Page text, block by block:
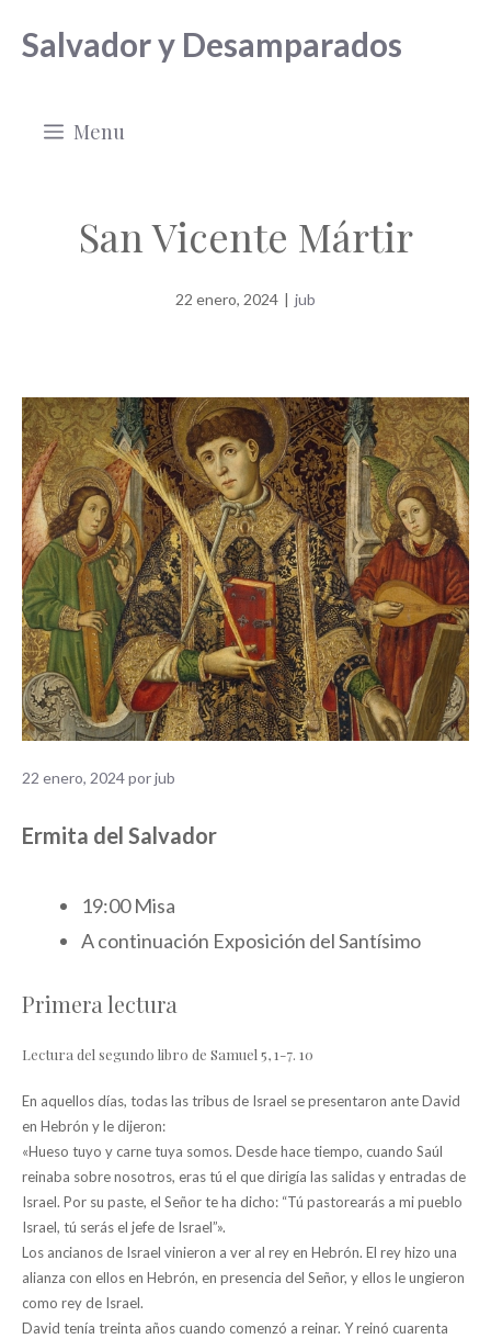
Salvador y Desamparados
Menu
San Vicente Mártir
22 enero, 2024 | jub
22 enero, 2024porjub
Ermita del Salvador
19:00 Misa
A continuación Exposición del Santísimo
Primera lectura
Lectura del segundo libro de Samuel 5, 1-7. 10
En aquellos días, todas las tribus de Israel se presentaron ante David
en Hebrón y le dijeron:
«Hueso tuyo y carne tuya somos. Desde hace tiempo, cuando Saúl
reinaba sobre nosotros, eras tú el que dirigía las salidas y entradas de
Israel. Por su paste, el Señor te ha dicho: “Tú pastorearás a mi pueblo
Israel, tú serás el jefe de Israel”».
Los ancianos de Israel vinieron a ver al rey en Hebrón. El rey hizo una
alianza con ellos en Hebrón, en presencia del Señor, y ellos le ungieron
como rey de Israel.
David tenía treinta años cuando comenzó a reinar. Y reinó cuarenta